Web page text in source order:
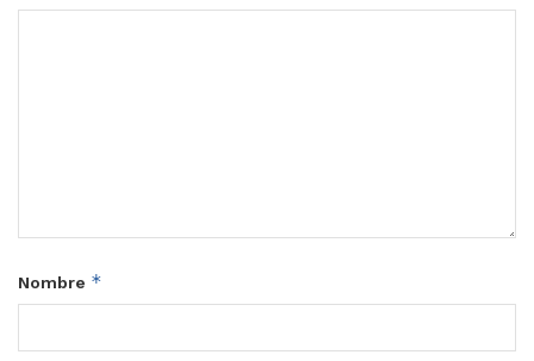
Nombre *